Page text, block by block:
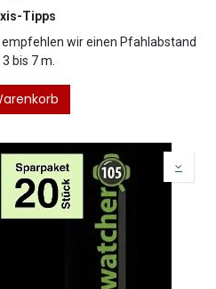
Tipps
wir einen Pfahlabstand
bis 7 m.